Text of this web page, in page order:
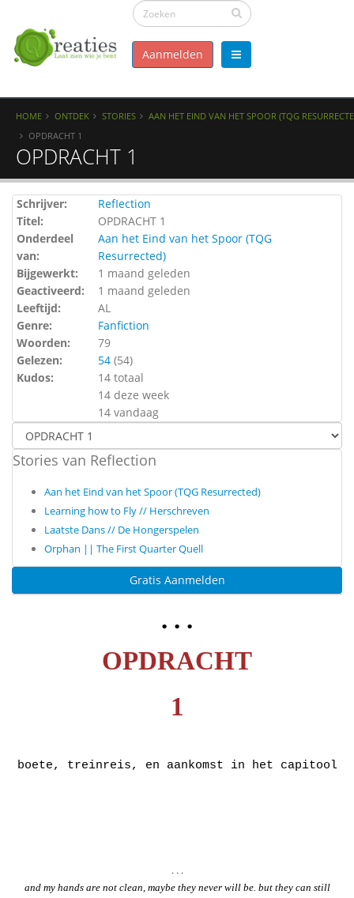
Aanmelden
HOME ONTDEK STORIES
AAN HET EIND VAN HET SPOOR (TQG
OPDRACHT 1
OPDRACHT 1
Schrijver:
RefIection
Titel:
OPDRACHT 1
Onderdeel
van:
Aan het Eind van het Spoor (TQG
Resurrected)
Bijgewerkt:
1 maand geleden
Geactiveerd:
1 maand geleden
Leeftijd:
AL
Genre:
Fanfiction
Woorden:
79
Gelezen:
54 (54)
Kudos:
14 totaal
14 deze week
14 vandaag
Stories van RefIection
Aan het Eind van het Spoor (TQG Resurrected)
Learning how to Fly // Herschreven
Laatste Dans // De Hongerspelen
Orphan || The First Quarter Quell
Gratis Aanmelden
. . .
OPDRACHT
1
boete, treinreis, en aankomst in het capitool
. . .
and my hands are not clean, maybe they never will be. but they can still